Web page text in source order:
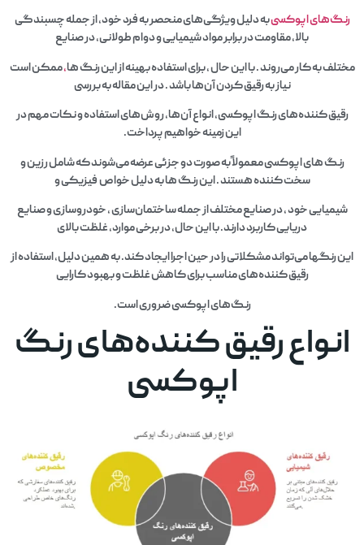
رنگ‌های اپوکسیبه دلیل ویژگی‌های منحصر به فرد خود، از جمله چسبندگی
بالا، مقاومت در برابر مواد شیمیایی و دوام طولانی، در صنایع
مختلف به کار می‌روند . با این حال ، برای استفاده بهینه از این رنگ‌ ها،ممکن است
نیاز به رقیق کردن آن‌ها باشد . در این مقاله به بررسی
رقیق کننده‌های رنگ اپوکسی، انواع آن‌ها، روش‌های استفاده و نکات مهم در
این زمینه خواهیم پرداخت.
رنگ‌ های اپوکسی معمولاً به صورت دو جزئی عرضه می‌شوند که شامل رزین و
سخت‌ کننده هستند . این رنگ‌ ها به دلیل خواص فیزیکی و
شیمیایی خود ، در صنایع مختلف از جمله ساختمان‌سازی ، خودروسازی و صنایع
دریایی کاربرد دارند. با این حال، در برخی موارد، غلظت بالای
این رنگها می‌تواند مشکلاتی را در حین اجرا ایجاد کند. به همین دلیل، استفاده از
رقیق کننده‌های مناسب برای کاهش غلظت و بهبود کارایی
رنگ‌های اپوکسی ضروری است.
انواع رقیق کننده‌های رنگ
اپوکسی